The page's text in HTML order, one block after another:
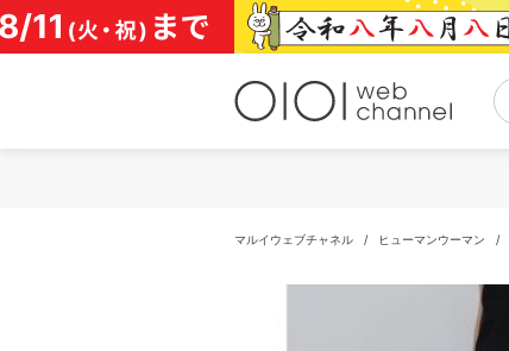
コ
ン
テ
マルイウェブチャネル / ヒューマンウーマン /